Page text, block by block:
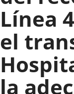
Línea
el
la